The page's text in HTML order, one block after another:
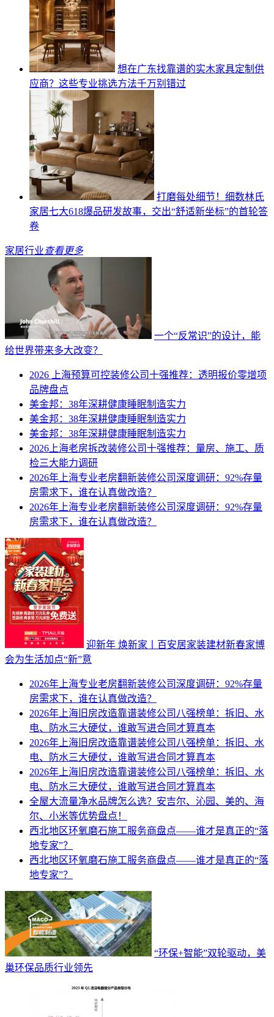
想在广东找靠谱的实木家具定制供
应商？这些专业挑选方法千万别错过
打磨每处细节！细数林氏
家居七大618爆品研发故事，交出“舒适新坐标”的首轮答
卷
家居行业查看更多
一个“反常识”的设计，能
给世界带来多大改变？
2026 上海预算可控装修公司十强推荐：透明报价零增项
品牌盘点
美金邦：38年深耕健康睡眠制造实力
美金邦：38年深耕健康睡眠制造实力
美金邦：38年深耕健康睡眠制造实力
2026上海老房拆改装修公司十强推荐：量房、施工、质
检三大能力调研
2026年上海专业老房翻新装修公司深度调研：92%存量
房需求下，谁在认真做改造？
2026年上海专业老房翻新装修公司深度调研：92%存量
房需求下，谁在认真做改造？
迎新年 焕新家丨百安居家装建材新春家博
会为生活加点“新”意
2026年上海专业老房翻新装修公司深度调研：92%存量
房需求下，谁在认真做改造？
2026年上海旧房改造靠谱装修公司八强榜单：拆旧、水
电、防水三大硬仗，谁敢写进合同才算真本
2026年上海旧房改造靠谱装修公司八强榜单：拆旧、水
电、防水三大硬仗，谁敢写进合同才算真本
2026年上海旧房改造靠谱装修公司八强榜单：拆旧、水
电、防水三大硬仗，谁敢写进合同才算真本
全屋大流量净水品牌怎么选？安吉尔、沁园、美的、海
尔、小米等优势盘点！
西北地区环氧磨石施工服务商盘点——谁才是真正的“落
地专家”？
西北地区环氧磨石施工服务商盘点——谁才是真正的“落
地专家”？
“环保+智能”双轮驱动，美
巢环保品质行业领先